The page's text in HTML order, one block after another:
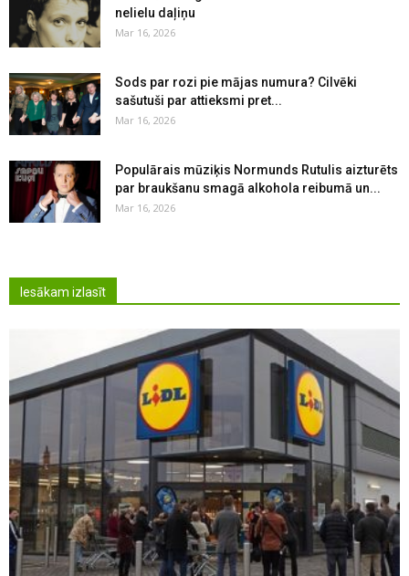
nelielu daļiņu
Mar 16, 2026
Sods par rozi pie mājas numura? Cilvēki
sašutuši par attieksmi pret...
Mar 16, 2026
Populārais mūziķis Normunds Rutulis aizturēts
par braukšanu smagā alkohola reibumā un...
Mar 16, 2026
Iesākam izlasīt